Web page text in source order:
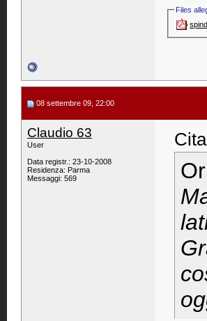
Files
08 settembre 09, 22:00
Claudio 63
User
Data registr.: 23-10-2008
Residenza: Parma
Messaggi: 569